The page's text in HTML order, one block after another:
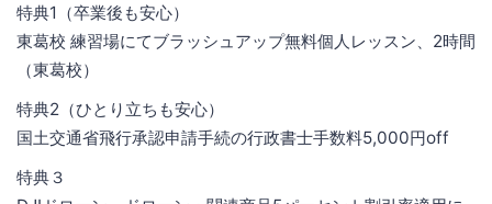
特典1（卒業後も安心）
東葛校 練習場にてブラッシュアップ無料個人レッスン、2時間
（東葛校）
特典2（ひとり立ちも安心）
国土交通省飛行承認申請手続の行政書士手数料5,000円off
特典３